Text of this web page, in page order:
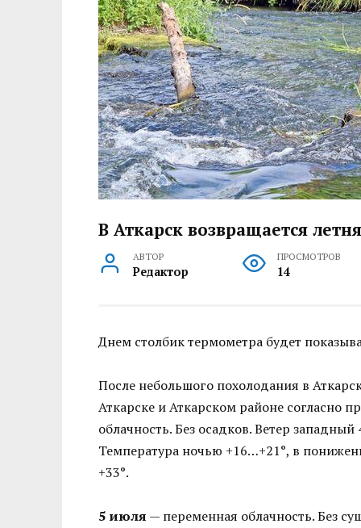
В Аткарск возвращается
АВТОР
Редактор
ПРОСМОТРОВ
14
Днем столбик термометра будет
После небольшого похолодания в
Аткарске и Аткарском районе согласно
облачность. Без осадков. Ветер
Температура ночью +16…+21°, в
+33°.
5 июля — переменная облачность. Без